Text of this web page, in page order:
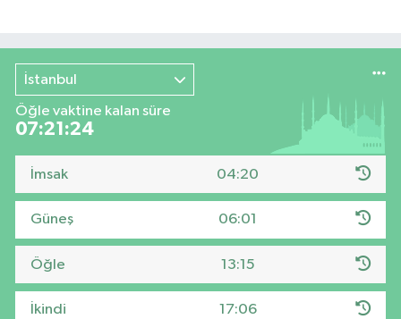
İstanbul
Öğle vaktine kalan süre
07:21:23
İmsak 04:20
Güneş 06:01
Öğle 13:15
İkindi 17:06